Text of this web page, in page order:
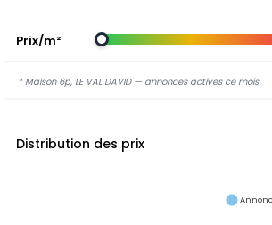
Prix/m²
* Maison 6p, LE VAL DAVID — annonces actives ce mois
Distribution des prix